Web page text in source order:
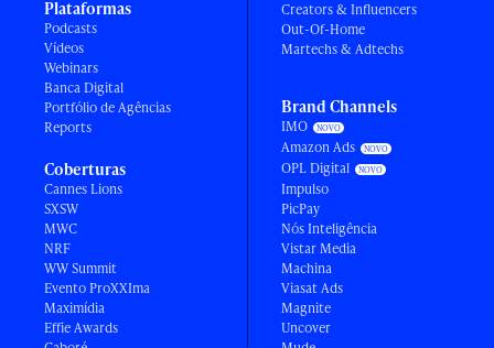
Plataformas
Podcasts
Vídeos
Webinars
Banca Digital
Portfólio de Agências
Reports
Coberturas
Cannes Lions
SXSW
MWC
NRF
WW Summit
Evento ProXXIma
Maximídia
Effie Awards
Creators & Influencers
Out-Of-Home
Martechs & Adtechs
Brand Channels
IMO
Amazon Ads
OPL Digital
Impulso
PicPay
Nós Inteligência
Vistar Media
Machina
Viasat Ads
Magnite
Uncover